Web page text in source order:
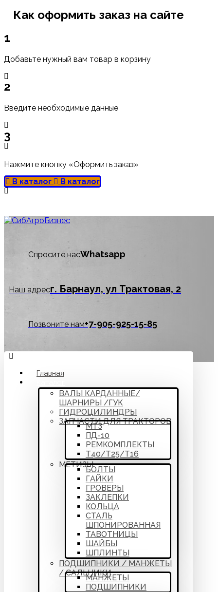
Как оформить заказ на сайте
1
Добавьте нужный вам товар в корзину
2
Введите необходимые данные
3
Нажмите кнопку «Оформить заказ»
В каталог
В каталог
Спросите насWhatsapp
Наш адресг. Барнаул, ул Трактовая, 2
Позвоните нам‪+7-905-925-15-85
Главная
ВАЛЫ КАРДАННЫЕ/
ШАРНИРЫ /ГУК
ГИДРОЦИЛИНДРЫ
ЗАПЧАСТИ ДЛЯ ТРАКТОРОВ
МТЗ
ПД-10
РЕМКОМПЛЕКТЫ
Т40/Т25/Т16
МЕТИЗЫ
БОЛТЫ
ГАЙКИ
ГРОВЕРЫ
ЗАКЛЕПКИ
КОЛЬЦА
СТАЛЬ
ШПОНИРОВАННАЯ
ТАВОТНИЦЫ
ШАЙБЫ
ШПЛИНТЫ
ПОДШИПНИКИ / МАНЖЕТЫ
/ САЛЬНИКИ
МАНЖЕТЫ
ПОДШИПНИКИ